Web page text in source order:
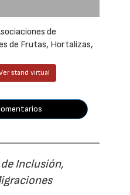
de
de Frutas, Hortalizas,
stand virtual
Inclusión,